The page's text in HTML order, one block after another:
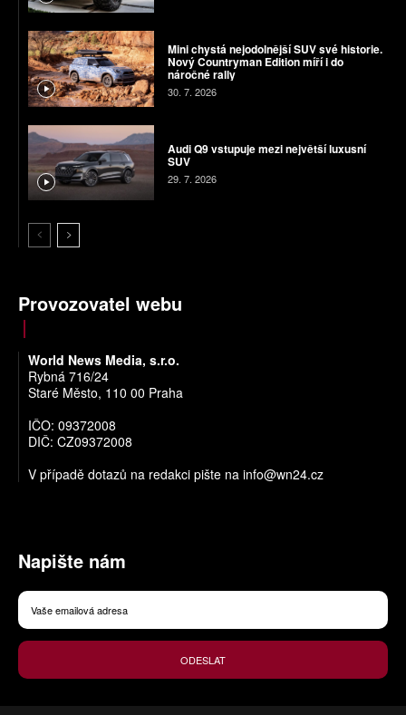
Mini chystá nejodolnější SUV své historie.
Nový Countryman Edition míří i do
náročné rally
30. 7. 2026
Audi Q9 vstupuje mezi největší luxusní
SUV
29. 7. 2026
Provozovatel webu
World News Media, s.r.o.
Rybná 716/24
Staré Město, 110 00 Praha
IČO: 09372008
DIČ: CZ09372008
V případě dotazů na redakci pište na info@wn24.cz
Napište nám
ODESLAT